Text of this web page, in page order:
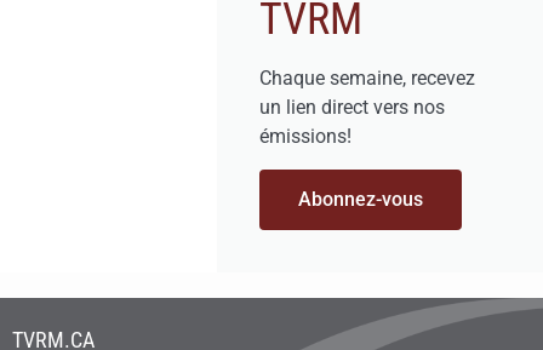
TVRM
Chaque semaine, recevez
un lien direct vers nos
émissions!
Abonnez-vous
TVRM.CA